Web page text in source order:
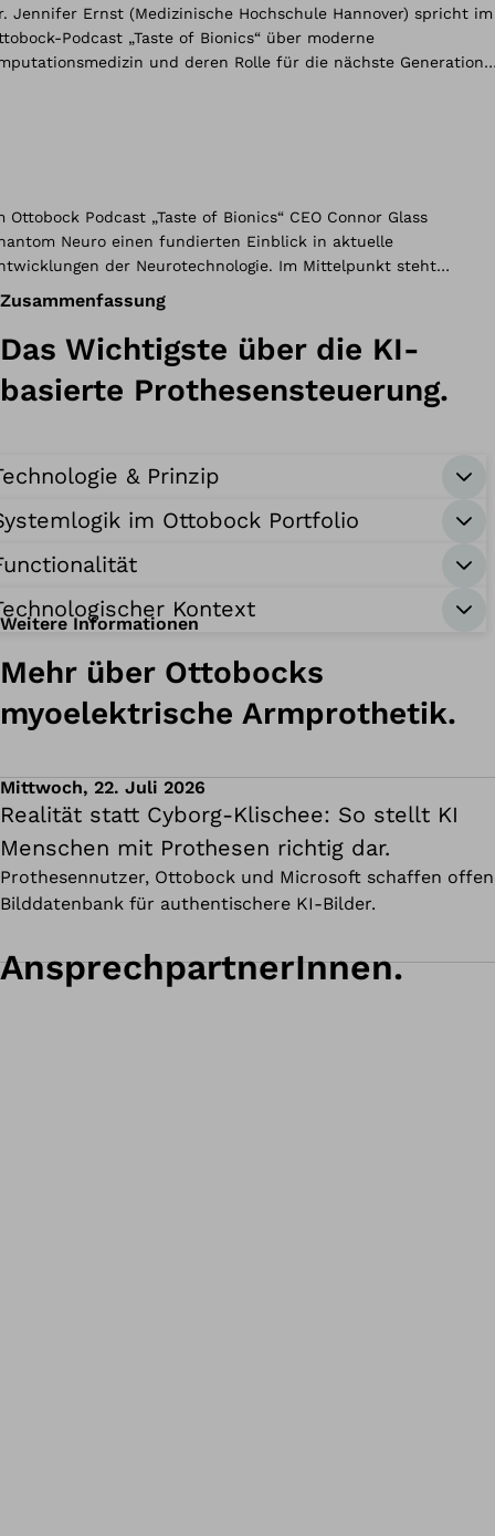
Zusammenfassung
Das Wichtigste über die KI-
basierte Prothesensteuerung.
& Prinzip
im Ottobock Portfolio
Kontext
Weitere Informationen
Mehr über Ottobocks
myoelektrische Armprothetik.
Mittwoch, 22. Juli 2026
Realität statt Cyborg-Klischee: So stellt KI
Menschen mit Prothesen richtig dar.
Prothesennutzer, Ottobock und Microsoft schaffen
Bilddatenbank für authentischere KI-Bilder.
AnsprechpartnerInnen.